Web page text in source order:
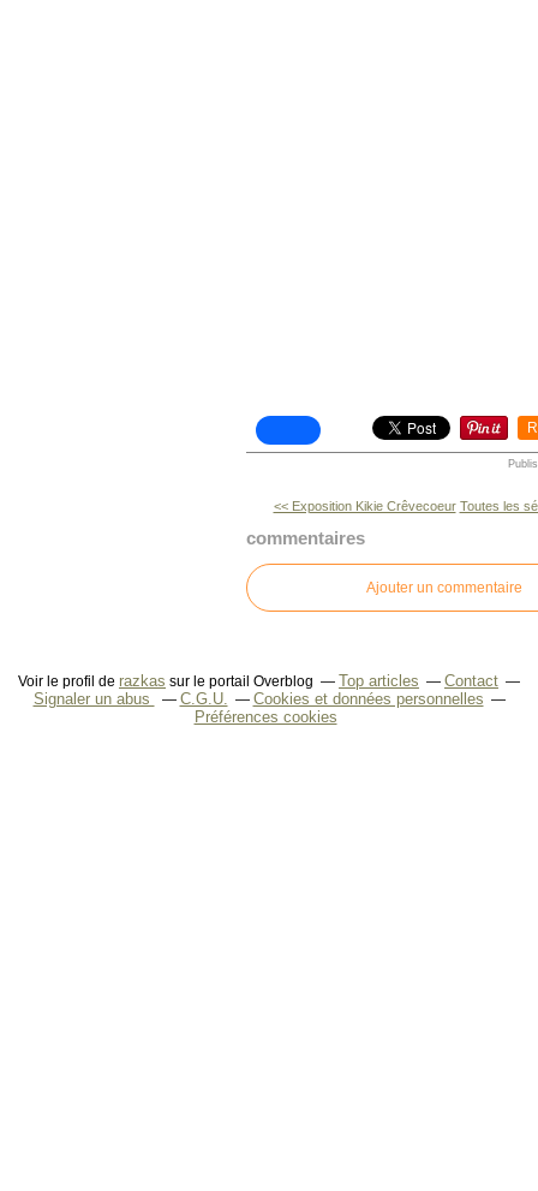
<< Exposition Kikie Crêvecoeur Toutes les
commentaires
Ajouter un commentaire
Voir le profil de razkas sur le portail Overblog Top articles
Contact
Signaler un abus
C.G.U.
Cookies et données personnelles
Préférences cookies